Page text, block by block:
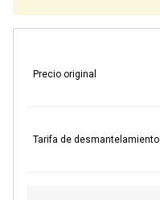
Precio original
Tarifa de desmantelamiento